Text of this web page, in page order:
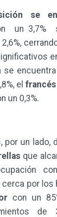
se
un 3,7%
se
el francés
un 0,3%.
un lado,
que
por los
con un
de